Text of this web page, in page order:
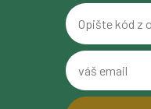
Opište
kód
váš
email